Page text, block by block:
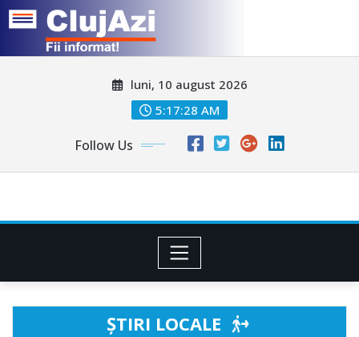
luni, 10 august 2026
5:17:30 AM
Follow Us
ȘTIRI LOCALE